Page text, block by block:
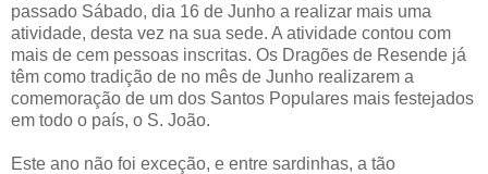
passado Sábado, dia 16 de Junho a realizar mais uma
atividade, desta vez na sua sede. A atividade contou com
mais de cem pessoas inscritas. Os Dragões de Resende já
têm como tradição de no mês de Junho realizarem a
comemoração de um dos Santos Populares mais festejados
em todo o país, o S. João.
Este ano não foi exceção, e entre sardinhas, a tão